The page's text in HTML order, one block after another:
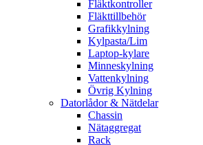
Fläktkontroller
Fläkttillbehör
Grafikkylning
Kylpasta/Lim
Laptop-kylare
Minneskylning
Vattenkylning
Övrig Kylning
Datorlådor & Nätdelar
Chassin
Nätaggregat
Rack